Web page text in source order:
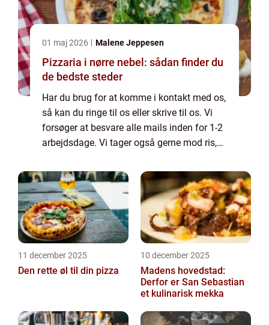
01 maj 2026 Malene Jeppesen
Pizzaria i nørre nebel: sådan finder du
de bedste steder
Har du brug for at komme i kontakt med os,
så kan du ringe til os eller skrive til os. Vi
forsøger at besvare alle mails inden for 1-2
arbejdsdage. Vi tager også gerne mod ris,
11 december 2025
Den rette øl til din pizza
10 december 2025
Madens hovedstad:
Derfor er San Sebastian
et kulinarisk mekka